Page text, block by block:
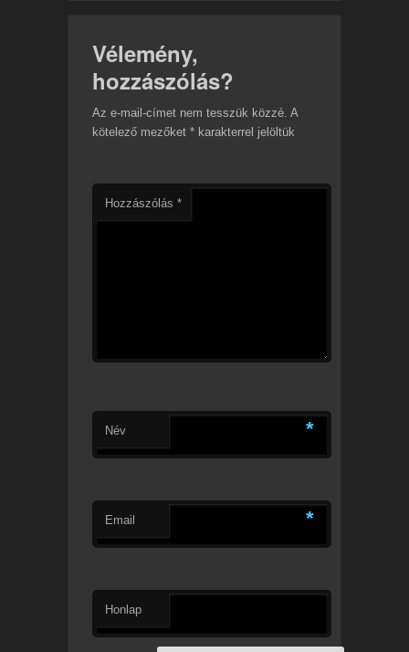
Vélemény,
hozzászólás?
Az e-mail-címet nem tesszük közzé. A
kötelező mezőket * karakterrel jelöltük
Hozzászólás *
Név *
Email *
Honlap